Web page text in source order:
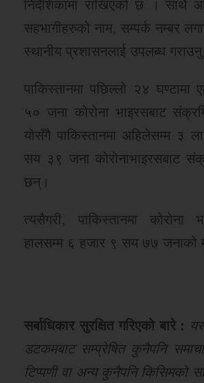
सहभागीहरुको नाम, सम्पर्क नम्बर
स्थानीय प्रशासनलाई उपलब्ध
पाकिस्तानमा पछिल्लो २४
५० जना कोरोना भाइरसबाट
योसँगै पाकिस्तानमा अहिलेसम्म ३
सय ३९ जना कोरोनाभाइरसबाट
छन्।
त्यसैगरी, पाकिस्तानमा कोरोना
हालसम्म ६ हजार ९ सय ७७ जनाको
सर्बाधिकार सुरक्षित गरिएको बारे :
डटकमबाट सम्प्रेषित कुनैपनि
टिप्पणी वा अन्य कुनैपनि किसिमको